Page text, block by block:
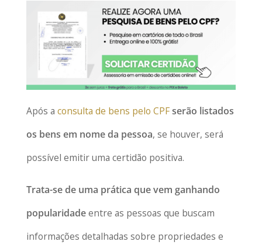
Após a consulta de bens pelo CPFserão listados
os bens em nome da pessoa, se houver, será
possível emitir uma certidão positiva.
Trata-se de uma prática que vem ganhando
popularidadeentre as pessoas que buscam
informações detalhadas sobre propriedades e